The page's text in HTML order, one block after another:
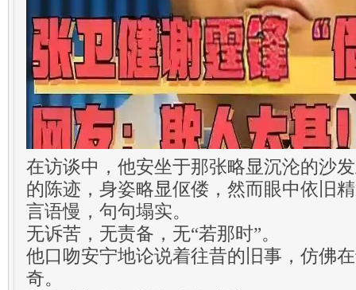
在访谈中，他安坐于那张略显沉沦的沙
的陈迹，身姿略显伛偻，然而眼中依旧
言语慢，句句塌实。
无诉苦，无责备，无“若那时”。
他口吻安宁地论说着往昔的旧事，仿佛
奇。